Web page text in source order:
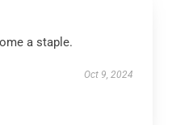
a staple.
Oct 9, 2024